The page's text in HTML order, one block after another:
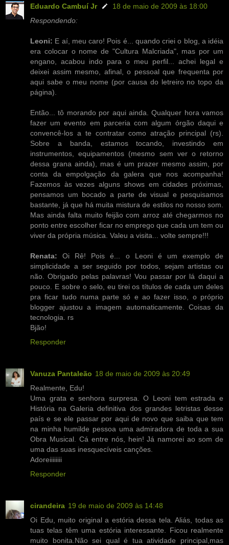
Eduardo Cambuí Jr
18 de maio de 2009 às 18:00
Respondendo:
Leoni: E aí, meu caro! Pois é... quando criei o blog, a idéia
era colocar o nome de "Cultura Malcriada", mas por um
engano, acabou indo para o meu perfil... achei legal e
deixei assim mesmo, afinal, o pessoal que frequenta por
aqui sabe o meu nome (por causa do letreiro no topo da
página).
Então... tô morando por aqui ainda. Qualquer hora vamos
fazer um evento em parceria com algum órgão daqui e
convencê-los a te contratar como atração principal (rs).
Sobre a banda, estamos tocando, investindo em
instrumentos, equipamentos (mesmo sem ver o retorno
dessa grana ainda), mas é um prazer mesmo assim, por
conta da empolgação da galera que nos acompanha!
Fazemos às vezes alguns shows em cidades próximas,
pensamos um bocado a parte de visual e pesquisamos
bastante, já que há muita mistura de estilos no nosso som.
Mas ainda falta muito feijão com arroz até chegarmos no
ponto entre escolher ficar no emprego que cada um tem ou
viver da própria música. Valeu a visita... volte sempre!!!
Renata: Oi Rê! Pois é... o Leoni é um exemplo de
simplicidade a ser seguido por todos, sejam artistas ou
não. Obrigado pelas palavras! Vou passar por lá daqui a
pouco. E sobre o selo, eu tirei os títulos de cada um deles
pra ficar tudo numa parte só e ao fazer isso, o próprio
blogger ajustou a imagem automaticamente. Coisas da
tecnologia. rs
Bjão!
Responder
Vanuza Pantaleão 18 de maio de 2009 às 20:49
Realmente, Edu!
Uma grata e senhora surpresa. O Leoni tem estrada e
História na Galeria definitiva dos grandes letristas desse
país e se ele passar por aqui de novo que saiba que tem
na minha humilde pessoa uma admiradora de toda a sua
Obra Musical. Cá entre nós, hein! Já namorei ao som de
uma das suas inesquecíveis canções.
Adoreiiiiiiii
Responder
cirandeira 19 de maio de 2009 às 14:48
Oi Edu, muito original a estória dessa tela. Aliás, todas as
tuas telas têm uma estória interessante. Ficou realmente
muito bonita.Não sei qual é tua atividade principal,mas